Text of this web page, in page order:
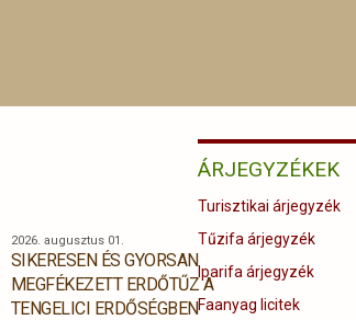
2026. augusztus 01.
SIKERESEN ÉS GYORSAN
MEGFÉKEZETT ERDŐTŰZ A
TENGELICI ERDŐSÉGBEN
ÁRJEGYZÉKEK
Turisztikai árjegyzék
Tűzifa árjegyzék
Iparifa árjegyzék
Faanyag licitek